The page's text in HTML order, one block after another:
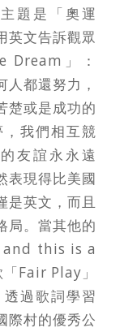
題是「奧運
英文告訴觀眾
Dream」：
人都還努力，
楚或是成功的
我們相互競
友誼永永遠
表現得比美國
是英文，而且
局。當其他的
and this is a
Fair Play」
過歌詞學習
際村的優秀公